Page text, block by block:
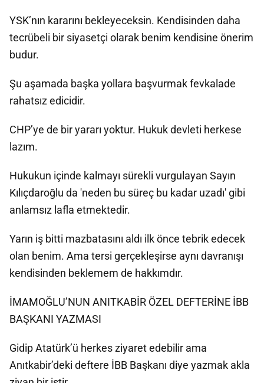
YSK’nın kararını bekleyeceksin. Kendisinden daha
tecrübeli bir siyasetçi olarak benim kendisine önerim
budur.
Şu aşamada başka yollara başvurmak fevkalade
rahatsız edicidir.
CHP’ye de bir yararı yoktur. Hukuk devleti herkese
lazım.
Hukukun içinde kalmayı sürekli vurgulayan Sayın
Kılıçdaroğlu da 'neden bu süreç bu kadar uzadı' gibi
anlamsız lafla etmektedir.
Yarın iş bitti mazbatasını aldı ilk önce tebrik edecek
olan benim. Ama tersi gerçekleşirse aynı davranışı
kendisinden beklemem de hakkımdır.
İMAMOĞLU’NUN ANITKABİR ÖZEL DEFTERİNE İBB
BAŞKANI YAZMASI
Gidip Atatürk’ü herkes ziyaret edebilir ama
Anıtkabir’deki deftere İBB Başkanı diye yazmak akla